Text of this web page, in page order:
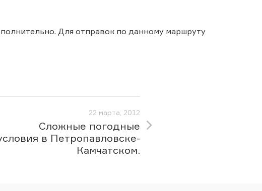
Для отправок по данному маршруту
22 марта, 2012
Сложные погодные
в Петропавловске-
Камчатском.